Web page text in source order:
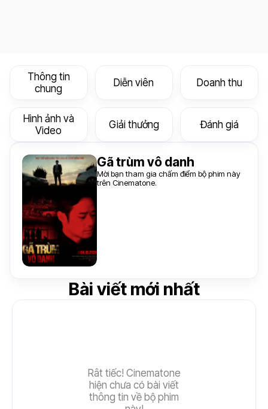
Thông tin
chung
Diễn viên Doanh thu
Hình ảnh và
Video
Giải thưởng Đánh giá
Bài viết mới nhất
Rât tiếc! Cinematone
hiện chưa có bài viết
thông tin về bộ phim
Gã trùm vô danh
Mời bạn tham gia chấm điểm bộ phim này
trên Cinematone.